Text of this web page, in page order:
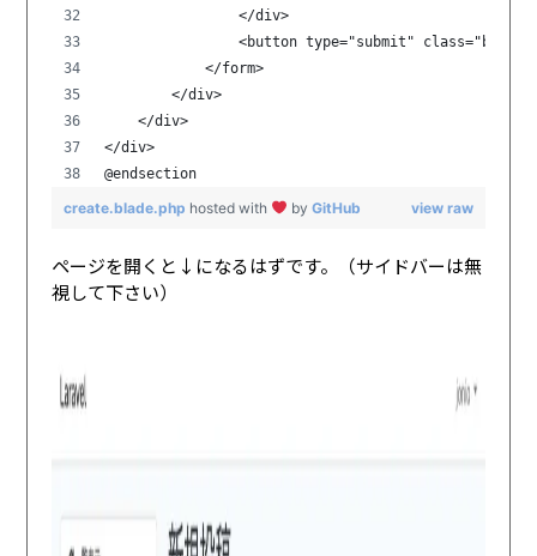
                </div>
<button type="submit" class="btn
            </form>
        </div>
    </div>
</div>
@endsection
view raw
create.blade.php hosted with byGitHub
ページを開くと↓になるはずです。（サイドバーは無
視して下さい）